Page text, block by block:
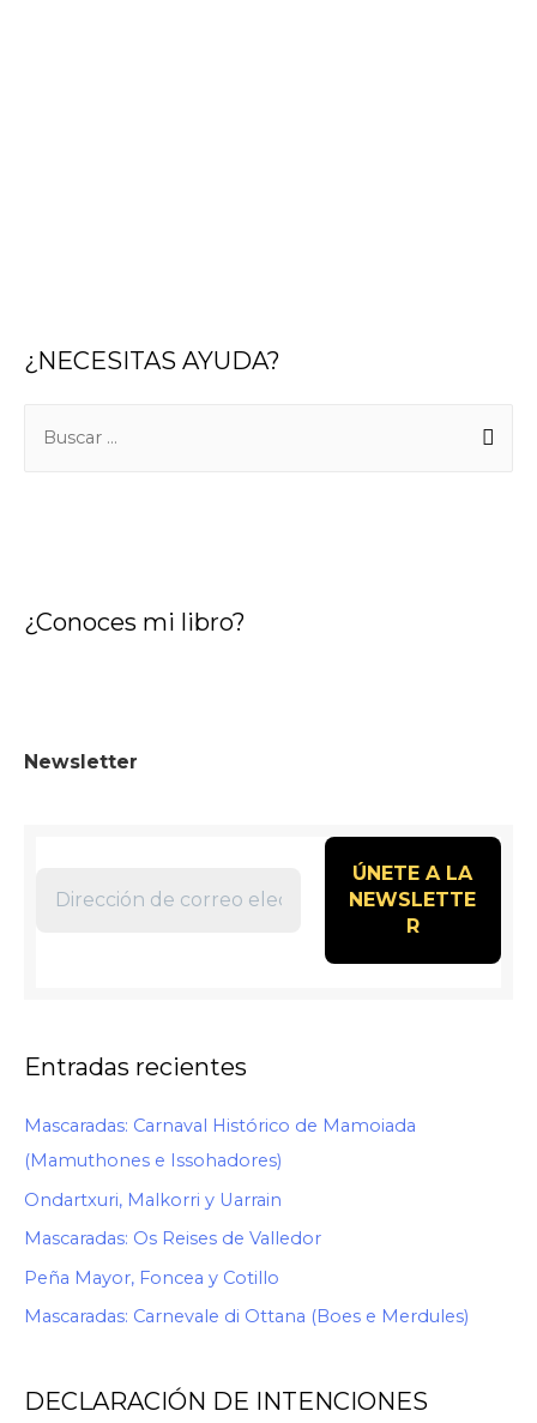
¿NECESITAS AYUDA?
¿Conoces mi libro?
Newsletter
Entradas recientes
Mascaradas: Carnaval Histórico de Mamoiada
(Mamuthones e Issohadores)
Ondartxuri, Malkorri y Uarrain
Mascaradas: Os Reises de Valledor
Peña Mayor, Foncea y Cotillo
Mascaradas: Carnevale di Ottana (Boes e Merdules)
DECLARACIÓN DE INTENCIONES